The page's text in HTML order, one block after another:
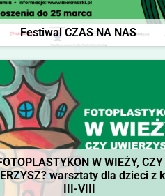
Festiwal CZAS NA NAS
W WIEŻY, CZY
warsztaty dla dzieci z
III-VIII